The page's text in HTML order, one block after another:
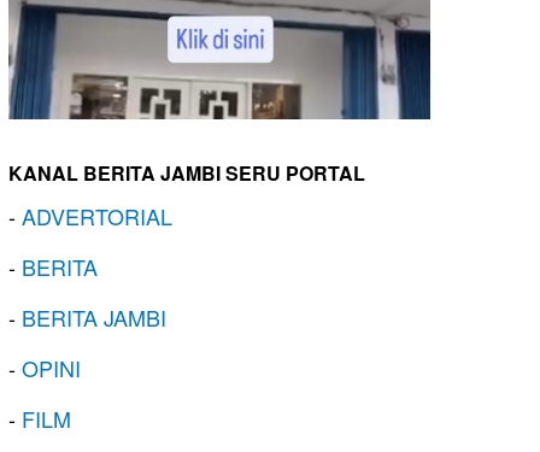
KANAL BERITA JAMBI SERU PORTAL
-ADVERTORIAL
- BERITA
- BERITA JAMBI
-OPINI
- FILM